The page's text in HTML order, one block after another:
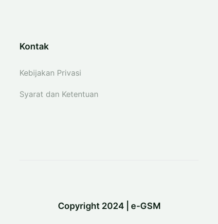
Kontak
Kebijakan Privasi
Syarat dan Ketentuan
Copyright 2024 | e-GSM